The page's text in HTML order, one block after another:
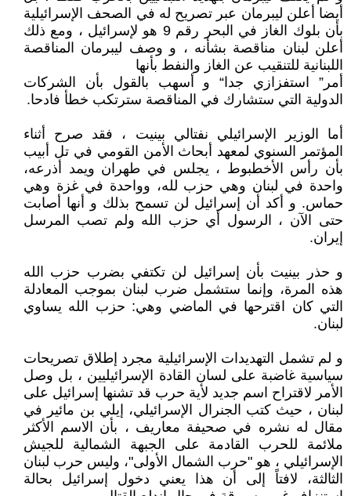
أيضا أعلن ليبرمان عبر تصريح له في الصحف الإسرائيلية
بأن بلوك الغاز في البحر رقم 9 هو لإسرائيل ، ومع ذلك
أعلن لبنان مناقصة بشأنه ، و وصف ليبرمان المناقصة
اللبنانية للتنقيب عن الغاز والنفط بأنها
أمر” استفزازي جدا“ و أسهب بالقول بأن الشركات
الدولية التي ستشارك في المناقصة سترتكب خطأ فادحا.
أما الوزير الإسرائيلي نفتالي بينيت ، فقد صرح أثناء
المؤتمر السنوي لمعهد أبحاث الأمن القومي في تل أبيب
بأن رأس الأخطبوط ، يجلس في طهران ويمد أذرعه،
واحدة في لبنان وهي حزب لله، وواحدة في غزة وهي
حماس. و أكد أن إسرائيل لن تسمح بذلك و أنها أصابت
حتى الآن ، الرسول أي حزب الله ولم تصب المرسل
إيران.
و حذر بينيت بأن إسرائيل لن تكتفي بضرب حزب الله
هذه المرة، وإنما ستشمل ضرب لبنان بموجب المعادلة
التي كان اقترحها في الماضي وهي: حزب الله يساوي
لبنان.
و لم تشمل التهديدات الإسرائيلية مجرد إطلاق تصريحات
سياسية غاضبة على لسان القادة الإسرائيليين ، بل وصل
الأمر لاقتراح اسم جديد لأية حرب قد تشنها إسرائيل على
لبنان ، حيث كتب الجنرال الإسرائيلي، إيلي بن مائير في
مقال له نشره في صحيفة معاريف ، بأن الاسم الأكثر
ملائمة للحرب القادمة على الجبهة الشمالية للجيش
الإسرائيلي ، هو "حرب الشمال الأولى"، وليس حرب لبنان
الثالثة، لافتاً إلى أن هذا يعني دخول إسرائيل بحالة